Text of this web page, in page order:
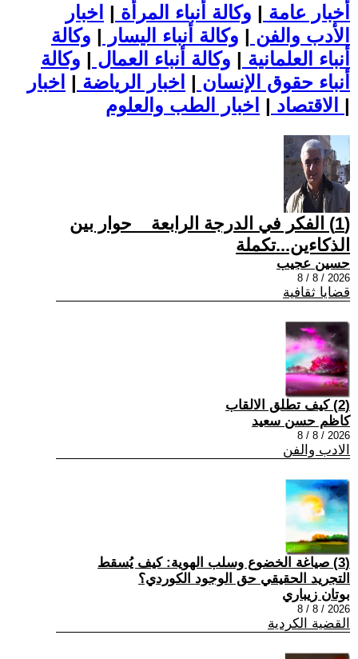
أخبار عامة | وكالة أنباء المرأة | اخبار
الأدب والفن | وكالة أنباء اليسار | وكالة
أنباء العلمانية | وكالة أنباء العمال | وكالة
أنباء حقوق الإنسان | اخبار الرياضة | اخبار
الاقتصاد | |
(1) الفكر في الدرجة الرابعة _ حوار بين
الذكاءين...تكملة
حسين عجيب
2026 / 8 / 8
قضايا ثقافية
(2) كيف تطلق الالقاب
كاظم حسن سعيد
2026 / 8 / 8
الادب والفن
(3) صياغة الخضوع وسلب الهوية: كيف يُسقط
التجريد الحقيقي حق الوجود الكوردي؟
بوتان زيباري
2026 / 8 / 8
القضية الكردية